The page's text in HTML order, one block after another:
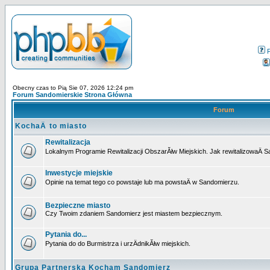
Obecny czas to Pią Sie 07, 2026 12:24 pm
Forum Sandomierskie Strona Główna
Forum
KochaÄ to miasto
Rewitalizacja
Lokalnym Programie Rewitalizacji ObszarĂłw Miejskich. Jak rewitalizowaÄ
Inwestycje miejskie
Opinie na temat tego co powstaje lub ma powstaÄ w Sandomierzu.
Bezpieczne miasto
Czy Twoim zdaniem Sandomierz jest miastem bezpiecznym.
Pytania do...
Pytania do do Burmistrza i urzÄdnikĂłw miejskich.
Grupa Partnerska Kocham Sandomierz